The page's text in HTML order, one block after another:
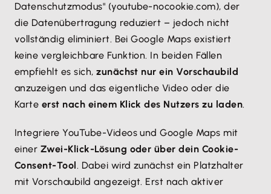
Datenschutzmodus" (youtube-nocookie.com), der
die Datenübertragung reduziert – jedoch nicht
vollständig eliminiert. Bei Google Maps existiert
keine vergleichbare Funktion. In beiden Fällen
empfiehlt es sich,zunächst nur ein Vorschaubild
anzuzeigen und das eigentliche Video oder die
Karte erst nach einem Klick des Nutzers zu laden.
Integriere YouTube-Videos und Google Maps mit
einer Zwei-Klick-Lösung oder über dein Cookie-
Consent-Tool. Dabei wird zunächst ein Platzhalter
mit Vorschaubild angezeigt. Erst nach aktiver